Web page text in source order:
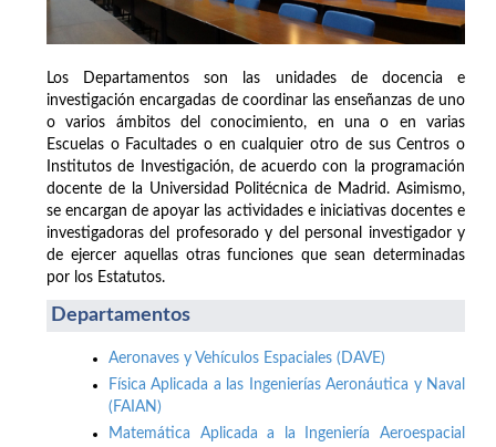
Los Departamentos son las unidades de docencia e
investigación encargadas de coordinar las enseñanzas de uno
o varios ámbitos del conocimiento, en una o en varias
Escuelas o Facultades o en cualquier otro de sus Centros o
Institutos de Investigación, de acuerdo con la programación
docente de la Universidad Politécnica de Madrid. Asimismo,
se encargan de apoyar las actividades e iniciativas docentes e
investigadoras del profesorado y del personal investigador y
de ejercer aquellas otras funciones que sean determinadas
por los Estatutos.
Departamentos
Aeronaves y Vehículos Espaciales (DAVE)
Física Aplicada a las Ingenierías Aeronáutica y Naval
(FAIAN)
Matemática Aplicada a la Ingeniería Aeroespacial